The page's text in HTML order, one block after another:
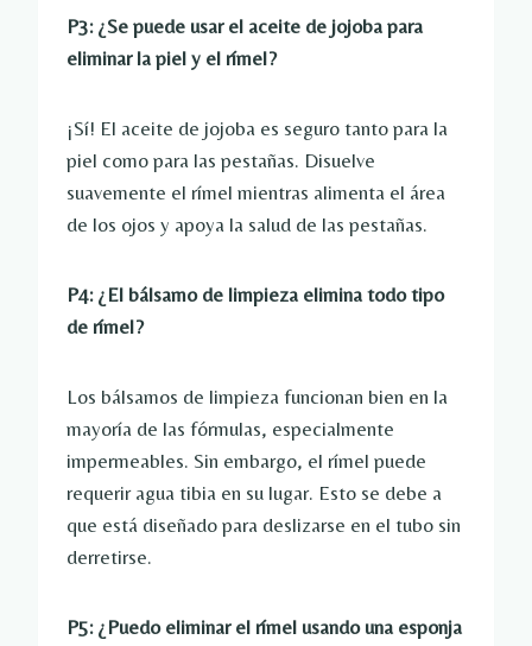
P3: ¿Se puede usar el aceite de jojoba para
eliminar la piel y el rímel?
¡Sí! El aceite de jojoba es seguro tanto para la
piel como para las pestañas. Disuelve
suavemente el rímel mientras alimenta el área
de los ojos y apoya la salud de las pestañas.
P4: ¿El bálsamo de limpieza elimina todo tipo
de rímel?
Los bálsamos de limpieza funcionan bien en la
mayoría de las fórmulas, especialmente
impermeables. Sin embargo, el rímel puede
requerir agua tibia en su lugar. Esto se debe a
que está diseñado para deslizarse en el tubo sin
derretirse.
P5: ¿Puedo eliminar el rímel usando una esponja